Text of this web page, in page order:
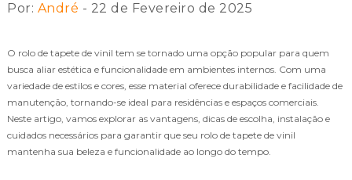
Por: André - 22 de Fevereiro de 2025
O rolo de tapete de vinil tem se tornado uma opção popular para quem
busca aliar estética e funcionalidade em ambientes internos. Com uma
variedade de estilos e cores, esse material oferece durabilidade e facilidade de
manutenção, tornando-se ideal para residências e espaços comerciais.
Neste artigo, vamos explorar as vantagens, dicas de escolha, instalação e
cuidados necessários para garantir que seu rolo de tapete de vinil
mantenha sua beleza e funcionalidade ao longo do tempo.